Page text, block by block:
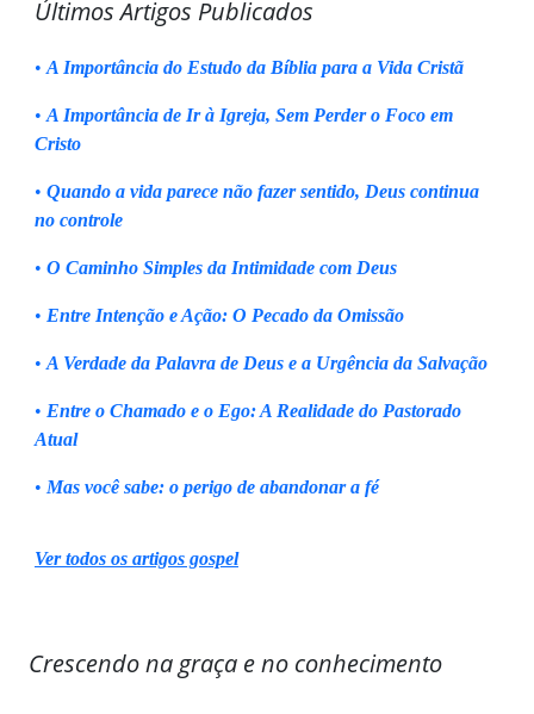
Últimos Artigos Publicados
• A Importância do Estudo da Bíblia para a Vida Cristã
• A Importância de Ir à Igreja, Sem Perder o Foco em
Cristo
• Quando a vida parece não fazer sentido, Deus continua
no controle
• O Caminho Simples da Intimidade com Deus
• Entre Intenção e Ação: O Pecado da Omissão
• A Verdade da Palavra de Deus e a Urgência da Salvação
• Entre o Chamado e o Ego: A Realidade do Pastorado
Atual
• Mas você sabe: o perigo de abandonar a fé
Ver todos os artigos gospel
Crescendo na graça e no conhecimento